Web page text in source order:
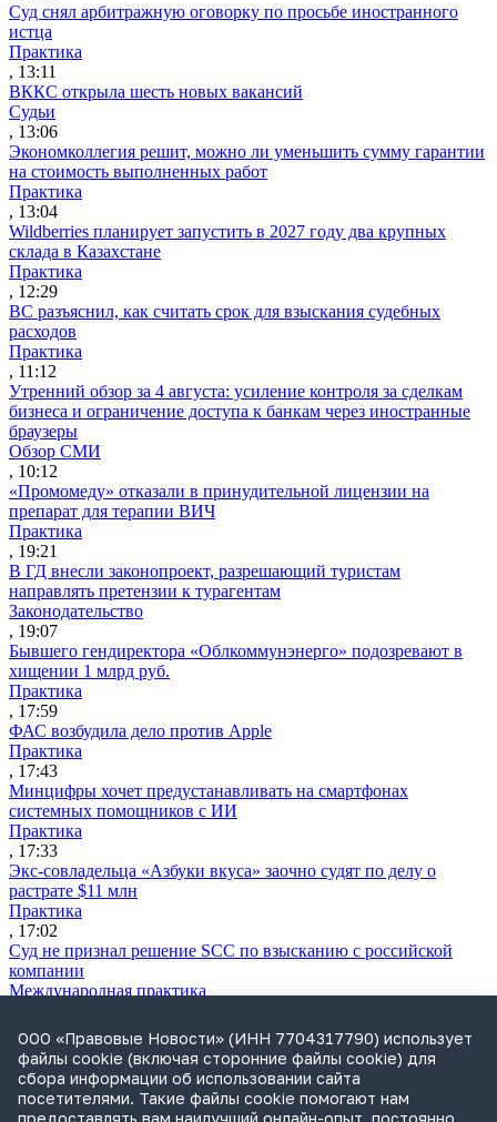
Суд снял арбитражную оговорку по просьбе иностранного
истца
Практика
, 13:11
ВККС открыла шесть новых вакансий
Судьи
, 13:06
Экономколлегия решит, можно ли уменьшить сумму гарантии
на стоимость выполненных работ
Практика
, 13:04
Wildberries планирует запустить в 2027 году два крупных
склада в Казахстане
Практика
, 12:29
ВС разъяснил, как считать срок для взыскания судебных
расходов
Практика
, 11:12
Утренний обзор за 4 августа: усиление контроля за сделкам
бизнеса и ограничение доступа к банкам через иностранные
браузеры
Обзор СМИ
, 10:12
«Промомеду» отказали в принудительной лицензии на
препарат для терапии ВИЧ
Практика
, 19:21
В ГД внесли законопроект, разрешающий туристам
направлять претензии к турагентам
Законодательство
, 19:07
Бывшего гендиректора «Облкоммунэнерго» подозревают в
хищении 1 млрд руб.
Практика
, 17:59
ФАС возбудила дело против Apple
Практика
, 17:43
Минцифры хочет предустанавливать на смартфонах
системных помощников с ИИ
Практика
, 17:33
Экс-совладельца «Азбуки вкуса» заочно судят по делу о
растрате $11 млн
Практика
, 17:02
Суд не признал решение SCC по взысканию с российской
компании
Международная практика
Дроны могут начать применять для фиксации нарушений
ПДД
Практика
, 15:41
Бывшего сенатора Сабадаша приговорили к 12 годам по делу
ООО «Правовые Новости» (ИНН 7704317790) использует
файлы cookie (включая сторонние файлы cookie) для
сбора информации об использовании сайта
посетителями. Такие файлы cookie помогают нам
предоставлять вам наилучший онлайн-опыт, постоянно